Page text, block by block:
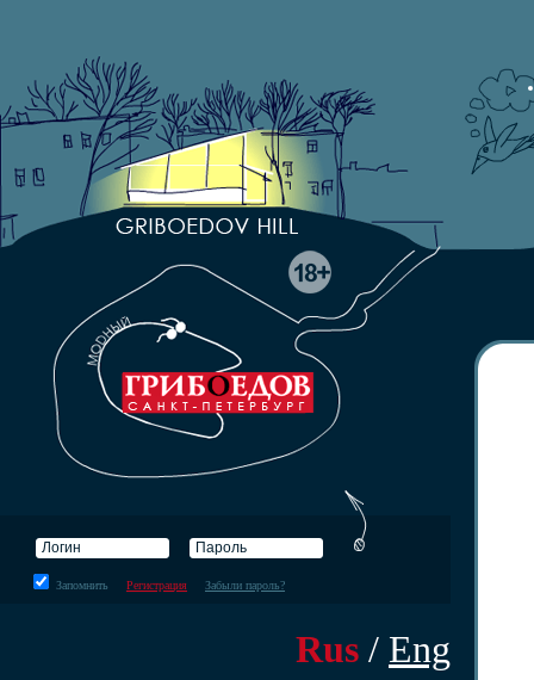
Запомнить Регистрация Забыли пароль?
Rus / Eng